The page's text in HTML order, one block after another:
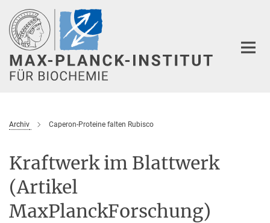
Hauptinhalt
Archiv Caperon-Proteine falten Rubisco
Kraftwerk im Blattwerk
(Artikel
MaxPlanckForschung)